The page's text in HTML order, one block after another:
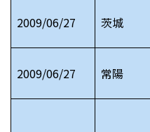
2009/06/27 茨城
2009/06/27 常陽